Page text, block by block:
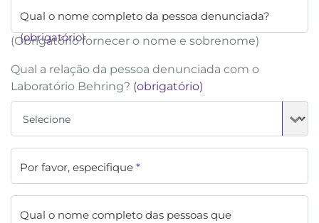
Qual o nome completo da pessoa denunciada?
(obrigatório)
(Obrigatório fornecer o nome e sobrenome)
Qual a relação da pessoa denunciada com o
Laboratório Behring? (obrigatório)
Por favor, especifique *
Qual o nome completo das pessoas que